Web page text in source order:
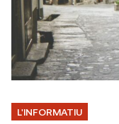
L'INFORMATIU